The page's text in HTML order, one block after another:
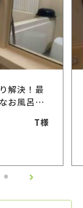
解決！最
お風呂時
T様